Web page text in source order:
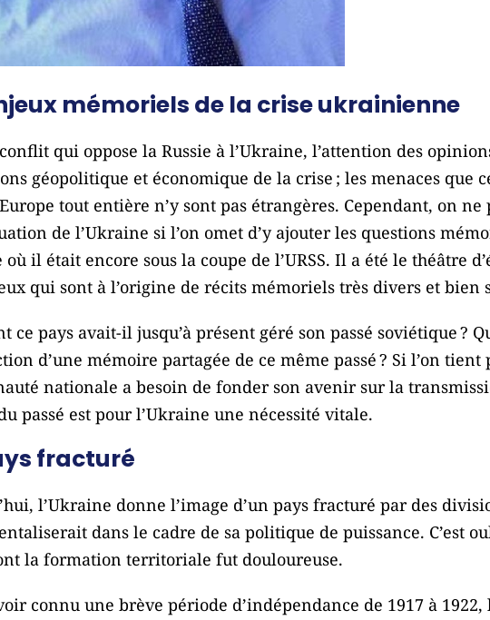
mémoriels de la crise ukrainienne
qui oppose la Russie à l’Ukraine, l’attention des
géopolitique et économique de la crise ; les menaces que
tout entière n’y sont pas étrangères. Cependant, on
de l’Ukraine si l’on omet d’y ajouter les questions
où il était encore sous la coupe de l’URSS. Il a été le théâtre
qui sont à l’origine de récits mémoriels très divers et bien
ce pays avait-il jusqu’à présent géré son passé soviétique ?
d’une mémoire partagée de ce même passé ? Si l’on tient
nationale a besoin de fonder son avenir sur la
passé est pour l’Ukraine une nécessité vitale.
fracturé
l’Ukraine donne l’image d’un pays fracturé par des
dans le cadre de sa politique de puissance. C’est
la formation territoriale fut douloureuse.
connu une brève période d’indépendance de 1917 à